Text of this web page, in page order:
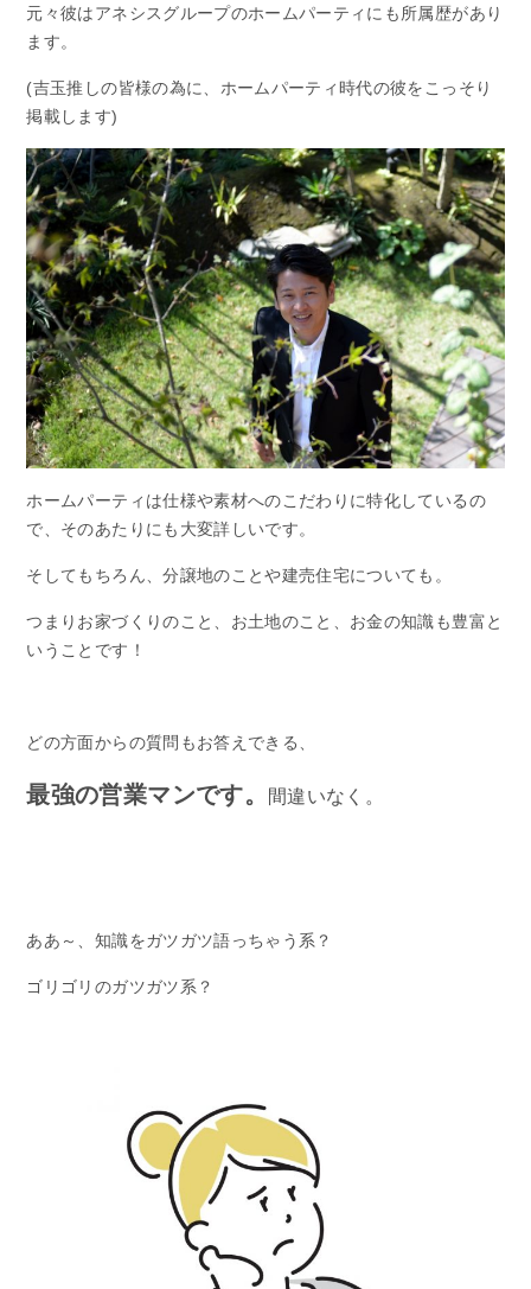
元々彼はアネシスグループのホームパーティにも所属歴があり
ます。
(吉玉推しの皆様の為に、ホームパーティ時代の彼をこっそり
掲載します)
ホームパーティは仕様や素材へのこだわりに特化しているの
で、そのあたりにも大変詳しいです。
そしてもちろん、分譲地のことや建売住宅についても。
つまりお家づくりのこと、お土地のこと、お金の知識も豊富と
いうことです！
どの方面からの質問もお答えできる、
最強の営業マンです。 間違いなく。
ああ～、知識をガツガツ語っちゃう系？
ゴリゴリのガツガツ系？